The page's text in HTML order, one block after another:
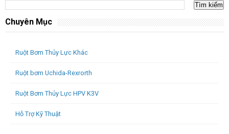
Chuyên Mục
Ruột Bơm Thủy Lực Khác
Ruột bơm Uchida-Rexrorth
Ruột Bơm Thủy Lực HPV K3V
Hỗ Trợ Kỹ Thuật